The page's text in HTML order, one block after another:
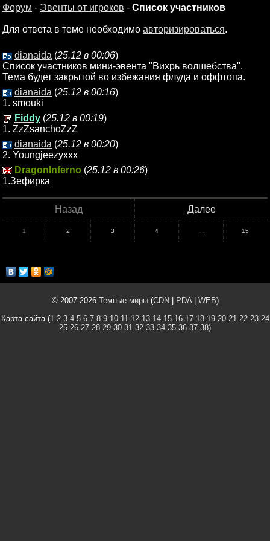
Форум - Эвенты от игроков - Список участников
Для ответа в теме необходимо авторизироваться.
dianaida (25.12 в 00:06)
Список участников мини-эвента "Вихрь волшебства".
Тема будет закрытой во избежания флуда и оффтопа.
dianaida (25.12 в 00:16)
1. smouki
Fiddy (25.12 в 00:19)
1. ZzZsanchoZzZ
dianaida (25.12 в 00:20)
2. Youngjeezyxxx
DragonInferno (25.12 в 00:26)
1.Зефирка
Назад Далее
1 2 3 4 15
© 2007-2026 Темные миры(CDN PDA| WEB)
Карта сайта (1 2 3 4 5 6 7 8 9 10 11 12 13 14 15 16 17 18 19 20 21 22 23 24
25 26 27 28 29 30 31 32 33 34 35 36 37 38)